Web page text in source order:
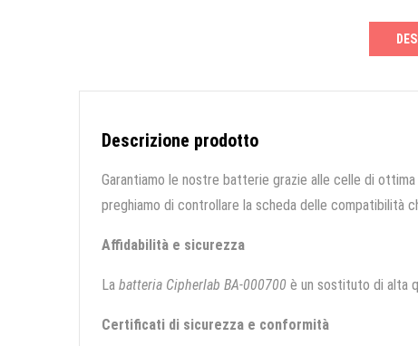
Descrizione prodotto
Garantiamo le nostre batterie grazie alle celle di
preghiamo di controllare la scheda delle compatibilità
Affidabilità e sicurezza
La batteria Cipherlab BA-000700 è un sostituto di alta
Certificati di sicurezza e conformità